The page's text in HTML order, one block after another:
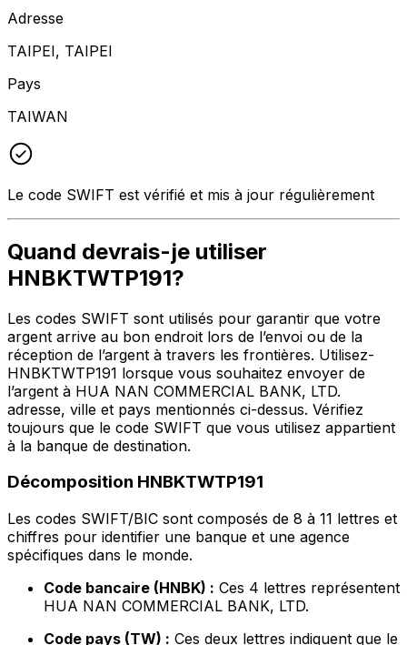
Adresse
TAIPEI, TAIPEI
Pays
TAIWAN
Le code SWIFT est vérifié et mis à jour régulièrement
Quand devrais-je utiliser
HNBKTWTP191?
Les codes SWIFT sont utilisés pour garantir que votre
argent arrive au bon endroit lors de l’envoi ou de la
réception de l’argent à travers les frontières. Utilisez-
HNBKTWTP191 lorsque vous souhaitez envoyer de
l’argent à HUA NAN COMMERCIAL BANK, LTD.
adresse, ville et pays mentionnés ci-dessus. Vérifiez
toujours que le code SWIFT que vous utilisez appartient
à la banque de destination.
Décomposition HNBKTWTP191
Les codes SWIFT/BIC sont composés de 8 à 11 lettres et
chiffres pour identifier une banque et une agence
spécifiques dans le monde.
Code bancaire (HNBK) : Ces 4 lettres représentent
HUA NAN COMMERCIAL BANK, LTD.
Code pays (TW) : Ces deux lettres indiquent que le